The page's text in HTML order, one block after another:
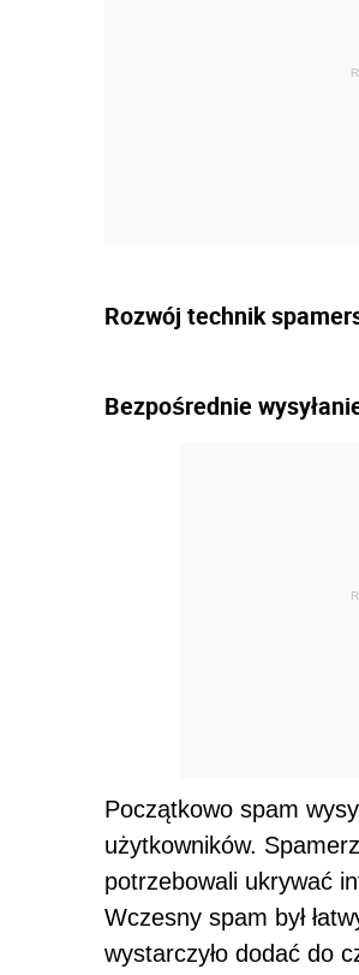
Rozwój technik
Bezpośrednie
Początkowo spam
użytkowników.
potrzebowali ukrywać
Wczesny spam był
wystarczyło dodać do